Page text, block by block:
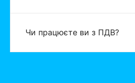
Чи працюєте ви з ПДВ?